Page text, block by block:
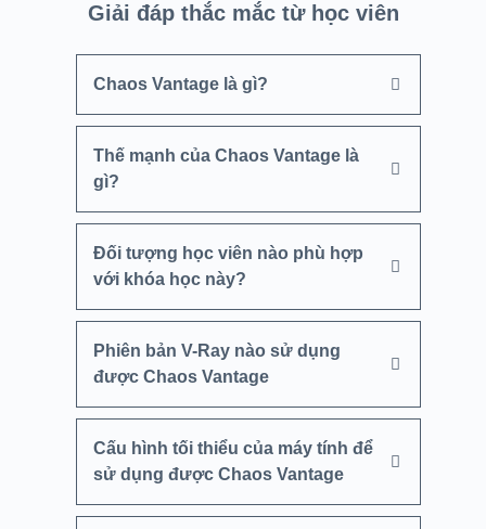
Giải đáp thắc mắc từ học viên
Chaos Vantage là gì?
Thế mạnh của Chaos Vantage là
gì?
Đối tượng học viên nào phù hợp
với khóa học này?
Phiên bản V-Ray nào sử dụng
được Chaos Vantage
Cấu hình tối thiểu của máy tính để
sử dụng được Chaos Vantage